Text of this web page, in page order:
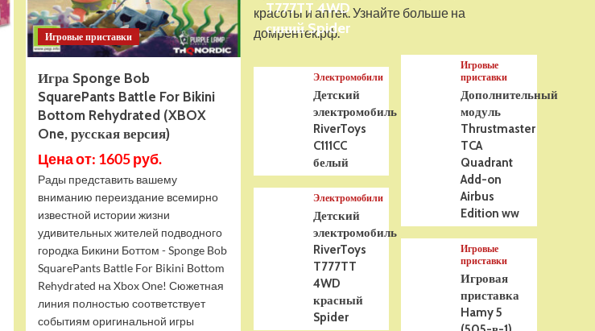
5
На радиоуправлении
(Германия) HC (для ИК
танкового боя) V3 2.4G
RTR, TG3848-1HC-IR3.0
Игровые приставки
Игра Sponge Bob
SquarePants Battle For Bikini
Bottom Rehydrated (XBOX
One, русская версия)
Цена от: 1605 руб.
Рады представить вашему
вниманию переиздание всемирно
известной истории жизни
удивительных жителей подводного
городка Бикини Боттом - Sponge Bob
SquarePants Battle For Bikini Bottom
Rehydrated на Xbox One! Сюжетная
линия полностью соответствует
событиям оригинальной игры
красоты и аптек. Узнайте больше на
домрентек.рф.
T777TT 4WD
синий Spider
Электромобили
Детский
электромобиль
RiverToys
C111CC
белый
Электромобили
Детский
электромобиль
RiverToys
T777TT
4WD
красный
Spider
Игровые
приставки
Дополнительный
модуль
Thrustmaster
TCA
Quadrant
Add-on
Airbus
Edition ww
Игровые
приставки
Игровая
приставка
Hamy 5